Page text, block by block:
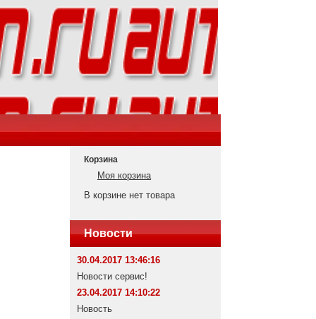
Корзина
Моя корзина
В корзине нет товара
Новости
30.04.2017 13:46:16
Новости сервис!
23.04.2017 14:10:22
Новость